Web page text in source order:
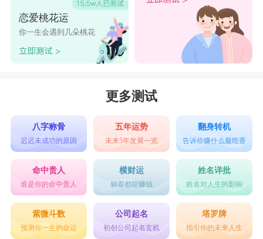
3. 上联：事事如意大吉祥 下联：家家顺心永安康 横
批：四季兴隆
4. 上联：民安国泰逢盛世 下联：风调雨顺颂华年 横
5. 上联：万里鹏程平地起 下联：四时鸿运顺心来 横
批：民泰国安
7. 上联：日日财源顺意来 下联：年年福禄随春到 横
批：新春大吉
8. 上联：精耕细作丰收岁 下联：勤俭持家有余年 横
恋爱桃花运
你一生会遇到几朵桃花
更多测试
八字称骨
迟迟未成功的原因
五年运势
未来5年发展一览
翻身转机
告诉你赚什么最吃香
命中贵人
谁是你的命中贵人
横财运
躺着都能赚钱
姓名详批
姓名对人生的影响
紫微斗数
预测你一生的命运
公司起名
初创公司起名玄机
塔罗牌
指引你的未来人生